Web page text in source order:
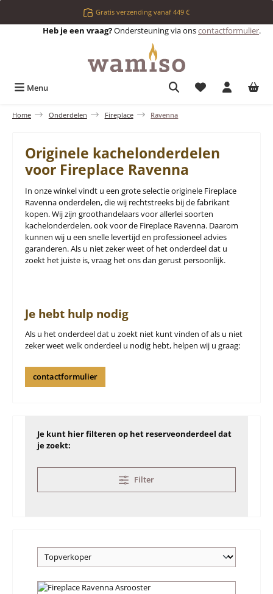
Ga naar de hoofdinhoudGratis verzending vanaf 449 €
Heb je een vraag?Ondersteuning via onscontactformulier.
Menu Je hebt 0 items
Home Onderdelen Fireplace Ravenna
Originele kachelonderdelen
voor Fireplace Ravenna
In onze winkel vindt u een grote selectie originele Fireplace
Ravenna onderdelen, die wij rechtstreeks bij de fabrikant
kopen. Wij zijn groothandelaars voor allerlei soorten
kachelonderdelen, ook voor de Fireplace Ravenna. Daarom
kunnen wij u een snelle levertijd en professioneel advies
garanderen. Als u niet zeker weet of het onderdeel dat u
zoekt het juiste is, vraag het ons dan gerust persoonlijk.
Je hebt hulp nodig
Als u het onderdeel dat u zoekt niet kunt vinden of als u niet
zeker weet welk onderdeel u nodig hebt, helpen wij u graag:
contactformulier
Je kunt hier filteren op het reserveonderdeel dat
je zoekt:
Filter